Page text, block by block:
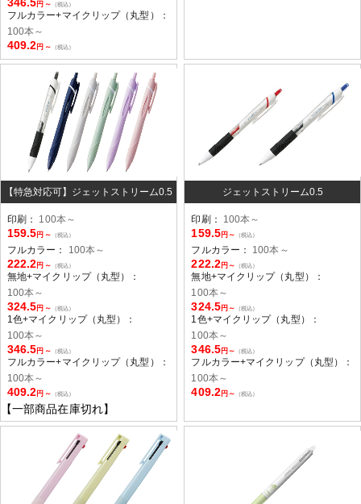
円～ （税込）
フルカラー+マイクリップ（丸型）：
100本～
409.2 円～ （税込）
【特急対応可】ジェットストリーム0.5
印刷： 100本～
159.5 円～ （税込）
フルカラー： 100本～
222.2 円～ （税込）
無地+マイクリップ（丸型）：
100本～
324.5 円～ （税込）
1色+マイクリップ（丸型）：
100本～
346.5 円～ （税込）
フルカラー+マイクリップ（丸型）：
100本～
409.2 円～ （税込）
【一部商品在庫切れ】
ジェットストリーム0.5
印刷： 100本～
159.5円～ （税込）
フルカラー： 100本～
222.2円～ （税込）
無地+マイクリップ（丸型）：
100本～
324.5円～ （税込）
1色+マイクリップ（丸型）：
100本～
346.5円～ （税込）
フルカラー+マイクリップ（丸型）：
100本～
409.2円～ （税込）